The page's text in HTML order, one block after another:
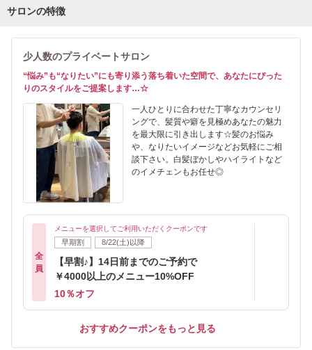
サロンの特徴
少人数のプライベートサロン
“悩み”も“なりたい”にも寄り添う落ち着いた空間で、あなたにぴった
りのスタイルをご提案します…☆
一人ひとりに合わせた丁寧なカウンセリ
ングで、髪質や癖を見極めあなたの魅力
を最大限に引き出します☆髪のお悩み
や、なりたいイメージなどお気軽にご相
談下さい。白髪ぼかしやハイライトなど
のイメチェンもお任せ◎
全
員
メニューを選択してご利用いただくクーポンです
早期割 8/22(土)以降
【早割♪】14日前までのご予約で
￥4000以上のメニュー10%OFF
10％オフ
おすすめクーポンをもっと見る